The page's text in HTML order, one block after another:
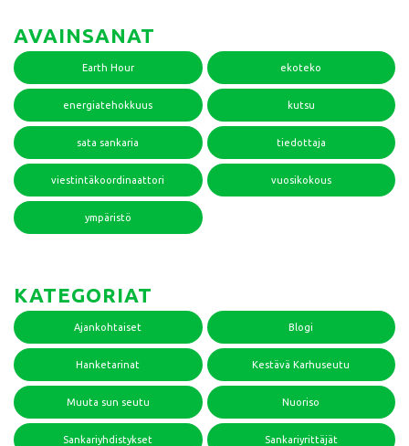
AVAINSANAT
Earth Hour ekoteko
energiatehokkuus kutsu
sata sankaria tiedottaja
viestintäkoordinaattori vuosikokous
ympäristö
KATEGORIAT
Ajankohtaiset Blogi
Hanketarinat Kestävä Karhuseutu
Muuta sun seutu Nuoriso
Sankariyhdistykset Sankariyrittäjät